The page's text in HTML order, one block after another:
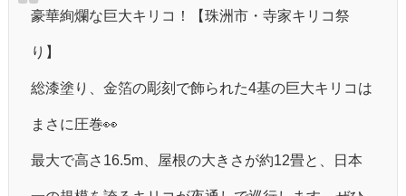
豪華絢爛な巨大キリコ！【珠洲市・寺家キリコ祭
り】
総漆塗り、金箔の彫刻で飾られた4基の巨大キリコは
まさに圧巻👀
最大で高さ16.5m、屋根の大きさが約12畳と、日本